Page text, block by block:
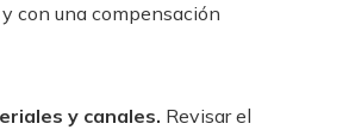
con una compensación
y canales. Revisar el